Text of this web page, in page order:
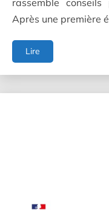
rassemble
Après une première
Lire
mon
territoire